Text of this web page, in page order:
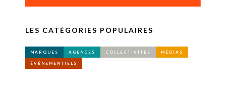
LES CATÉGORIES POPULAIRES
MARQUES AGENCES COLLECTIVITÉS MÉDIAS
ÉVÉNEMENTIELS